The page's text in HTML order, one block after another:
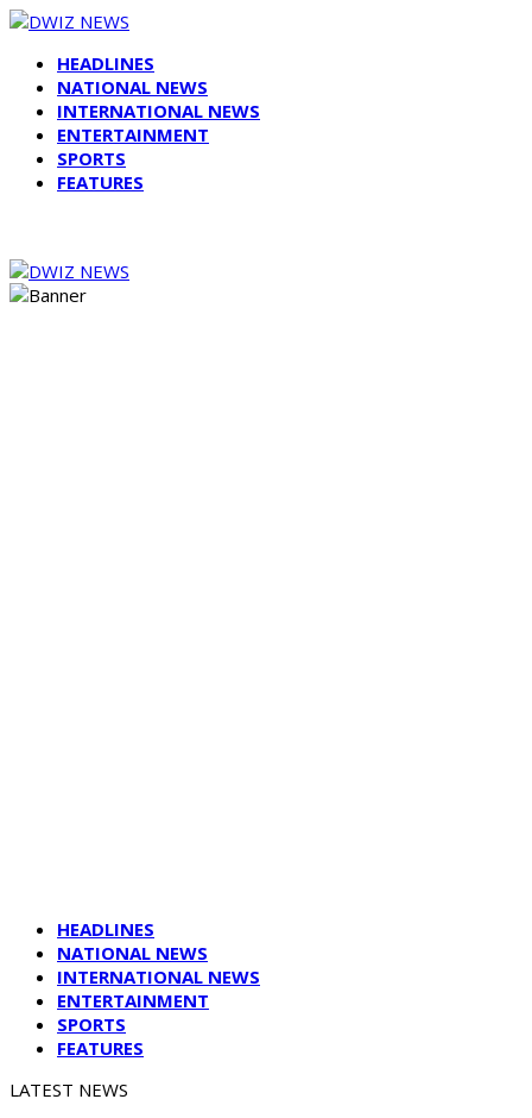
HEADLINES
NATIONAL NEWS
INTERNATIONAL NEWS
ENTERTAINMENT
SPORTS
FEATURES
HEADLINES
NATIONAL NEWS
INTERNATIONAL NEWS
ENTERTAINMENT
SPORTS
FEATURES
LATEST NEWS